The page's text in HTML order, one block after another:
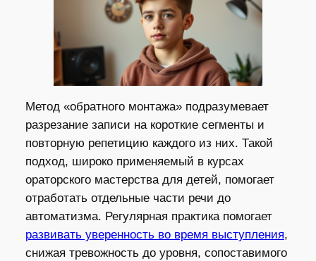
Метод «обратного монтажа» подразумевает
разрезание записи на короткие сегменты и
повторную репетицию каждого из них. Такой
подход, широко применяемый в курсах
ораторского мастерства для детей, помогает
отработать отдельные части речи до
автоматизма. Регулярная практика помогает
развивать уверенность во время выступления,
снижая тревожность до уровня, сопоставимого